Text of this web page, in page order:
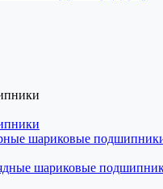
шариковые
шариковые